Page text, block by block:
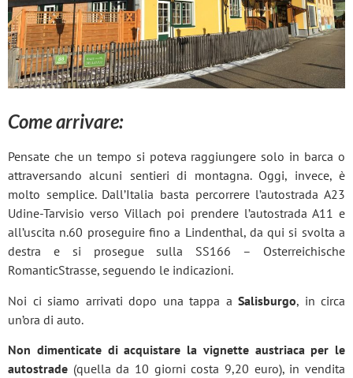
Come arrivare:
Pensate che un tempo si poteva raggiungere solo in barca o
attraversando alcuni sentieri di montagna. Oggi, invece, è
molto semplice. Dall’Italia basta percorrere l’autostrada A23
Udine-Tarvisio verso Villach poi prendere l’autostrada A11 e
all’uscita n.60 proseguire fino a Lindenthal, da qui si svolta a
destra e si prosegue sulla SS166 – Osterreichische
RomanticStrasse, seguendo le indicazioni.
Noi ci siamo arrivati dopo una tappa a Salisburgo, in circa
un’ora di auto.
Non dimenticate di acquistare la vignette austriaca per le
autostrade (quella da 10 giorni costa 9,20 euro), in vendita